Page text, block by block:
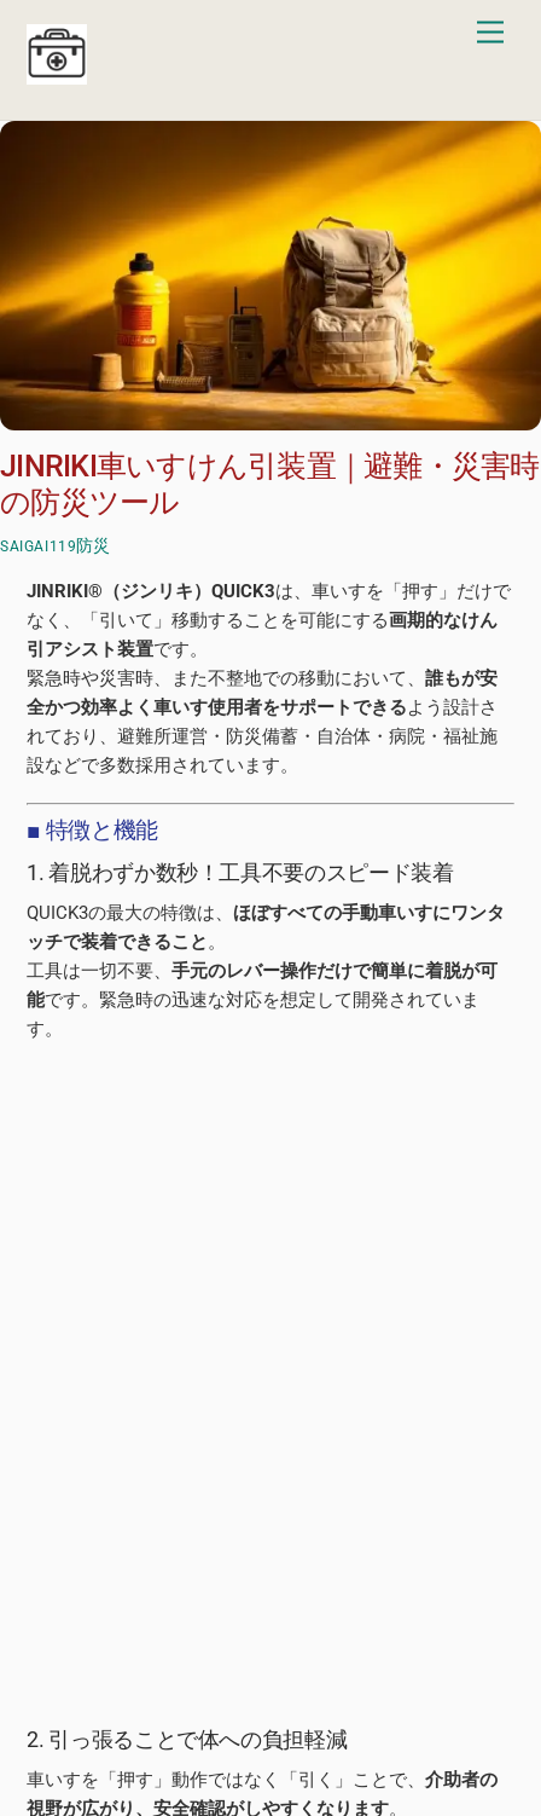
content
JINRIKI車いすけん引装置｜避難・災害時
の防災ツール
SAIGAI119防災
JINRIKI®（ジンリキ）QUICK3は、車いすを「押す」だけで
なく、「引いて」移動することを可能にする画期的なけん
引アシスト装置です。
緊急時や災害時、また不整地での移動において、誰もが安
全かつ効率よく車いす使用者をサポートできるよう設計さ
れており、避難所運営・防災備蓄・自治体・病院・福祉施
設などで多数採用されています。
■ 特徴と機能
1. 着脱わずか数秒！工具不要のスピード装着
QUICK3の最大の特徴は、ほぼすべての手動車いすにワンタ
ッチで装着できること。
工具は一切不要、手元のレバー操作だけで簡単に着脱が可
能です。緊急時の迅速な対応を想定して開発されていま
す。
2. 引っ張ることで体への負担軽減
車いすを「押す」動作ではなく「引く」ことで、介助者の
視野が広がり、安全確認がしやすくなります。